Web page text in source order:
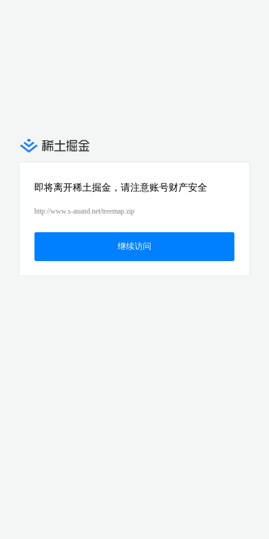
即将离开稀土掘金，请注意账号财产安全
http://www.s-anand.net/treemap.zip
继续访问